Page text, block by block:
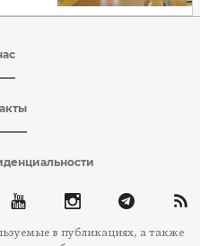
в публикациях, а также